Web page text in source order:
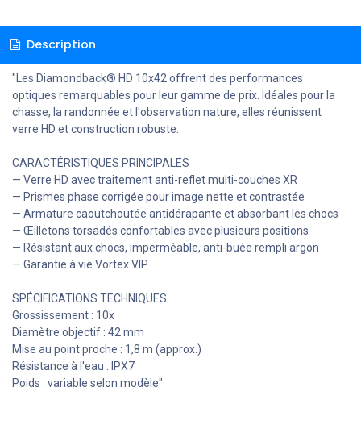
Description
"Les Diamondback® HD 10x42 offrent des performances
optiques remarquables pour leur gamme de prix. Idéales pour la
chasse, la randonnée et l'observation nature, elles réunissent
verre HD et construction robuste.
CARACTÉRISTIQUES PRINCIPALES
— Verre HD avec traitement anti-reflet multi-couches XR
— Prismes phase corrigée pour image nette et contrastée
— Armature caoutchoutée antidérapante et absorbant les chocs
— Œilletons torsadés confortables avec plusieurs positions
— Résistant aux chocs, imperméable, anti-buée rempli argon
— Garantie à vie Vortex VIP
SPÉCIFICATIONS TECHNIQUES
Grossissement : 10x
Diamètre objectif : 42 mm
Mise au point proche : 1,8 m (approx.)
Résistance à l'eau : IPX7
Poids : variable selon modèle"